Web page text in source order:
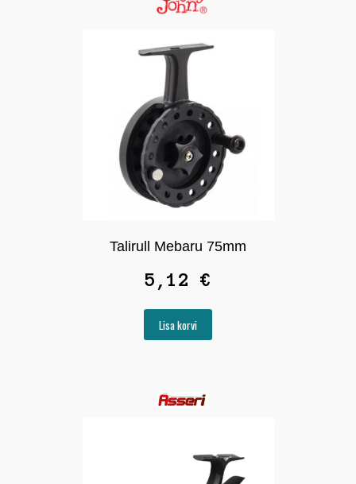
Talirull Mebaru 75mm
5,12 €
Lisa korvi